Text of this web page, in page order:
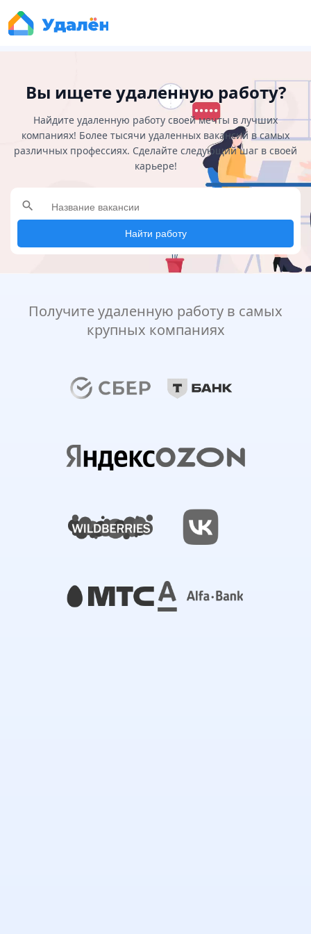
Вы ищете удаленную работу?
Найдите удаленную работу своей мечты в лучших
компаниях! Более тысячи удаленных вакансий в самых
различных профессиях. Сделайте следующий шаг в своей
карьере!
search
Найти работу
Получите удаленную работу в самых
крупных компаниях